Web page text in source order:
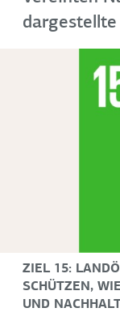
ZIEL 15:
SCHÜTZEN,
UND